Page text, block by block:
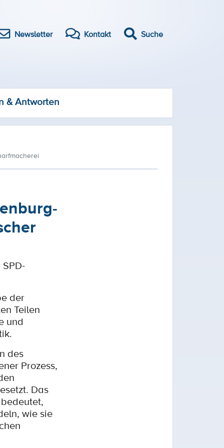
Newsletter Kontakt Suche
& Antworten
der
Teilen
und
des
Prozess,
Das
wie sie